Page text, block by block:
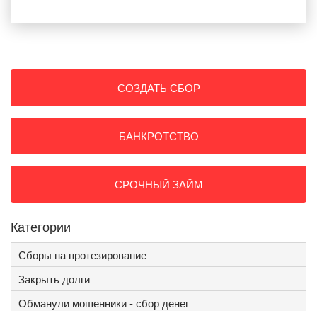
СОЗДАТЬ СБОР
БАНКРОТСТВО
СРОЧНЫЙ ЗАЙМ
Категории
Сборы на протезирование
Закрыть долги
Обманули мошенники - сбор денег